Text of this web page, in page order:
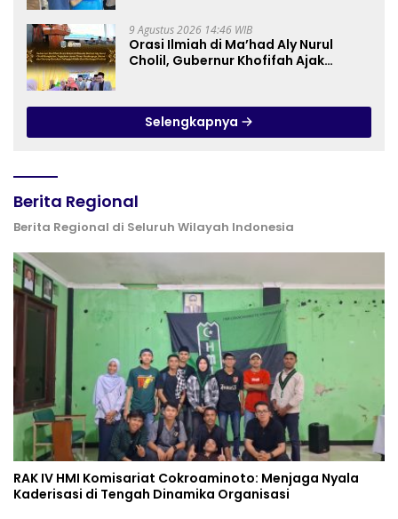
Purwokerto
9 Agustus 2026 14:46 WIB
Orasi Ilmiah di Ma’had Aly Nurul
Cholil, Gubernur Khofifah Ajak
Selengkapnya
Berita Regional
Berita Regional di Seluruh Wilayah Indonesia
RAK IV HMI Komisariat Cokroaminoto: Menjaga Nyala
Kaderisasi di Tengah Dinamika Organisasi